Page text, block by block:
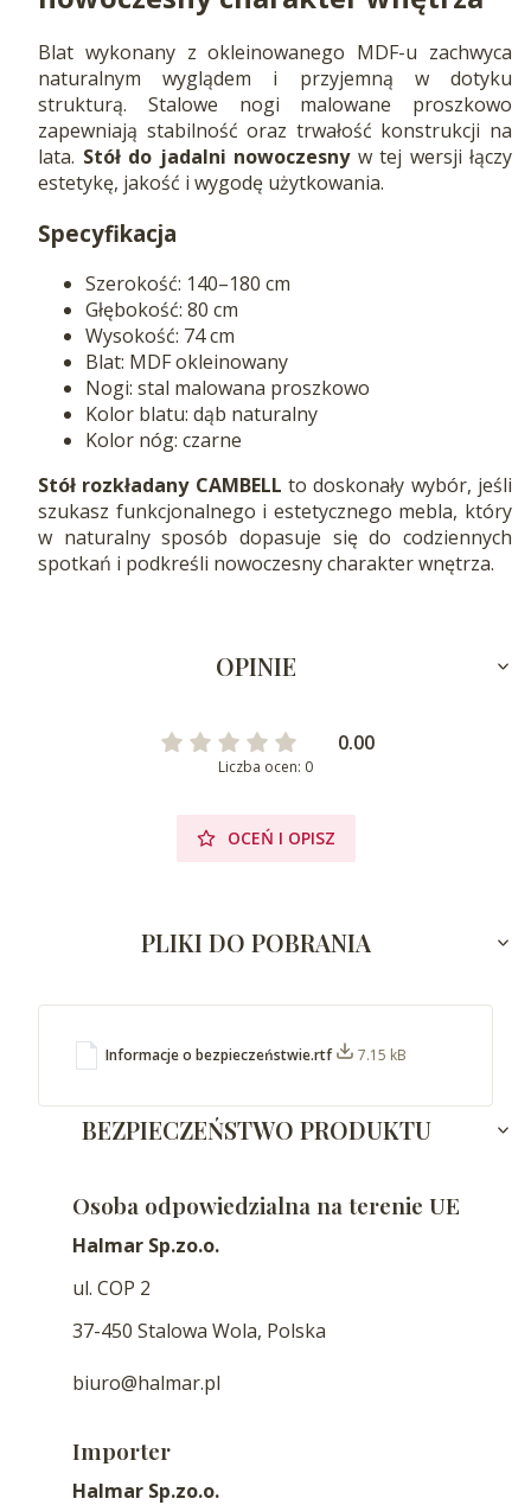
Blat wykonany z okleinowanego MDF-u zachwyca
naturalnym wyglądem i przyjemną w dotyku
strukturą. Stalowe nogi malowane proszkowo
zapewniają stabilność oraz trwałość konstrukcji na
lata. Stół do jadalni nowoczesnyw tej wersji łączy
estetykę, jakość i wygodę użytkowania.
Specyfikacja
Szerokość: 140–180 cm
Głębokość: 80 cm
Wysokość: 74 cm
Blat: MDF okleinowany
Nogi: stal malowana proszkowo
Kolor blatu: dąb naturalny
Kolor nóg: czarne
Stół rozkładany CAMBELL to doskonały wybór, jeśli
szukasz funkcjonalnego i estetycznego mebla, który
w naturalny sposób dopasuje się do codziennych
spotkań i podkreśli nowoczesny charakter wnętrza.
OPINIE
0.00
Liczba ocen: 0
OCEŃ I OPISZ
PLIKI DO POBRANIA
Informacje o bezpieczeństwie.rtf 7.15 kB
BEZPIECZEŃSTWO PRODUKTU
Osoba odpowiedzialna na terenie UE
Halmar Sp.zo.o.
ul. COP 2
37-450 Stalowa Wola, Polska
biuro@halmar.pl
Importer
Halmar Sp.zo.o.